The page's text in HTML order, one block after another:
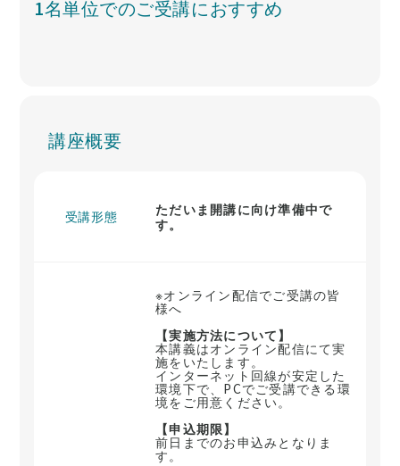
1名単位でのご受講におすすめ
講座概要
受講形態
ただいま開講に向け準備中で
す。
※オンライン配信でご受講の皆
様へ
【実施方法について】
本講義はオンライン配信にて実
施をいたします。
インターネット回線が安定した
環境下で、PCでご受講できる環
境をご用意ください。
【申込期限】
前日までのお申込みとなりま
す。